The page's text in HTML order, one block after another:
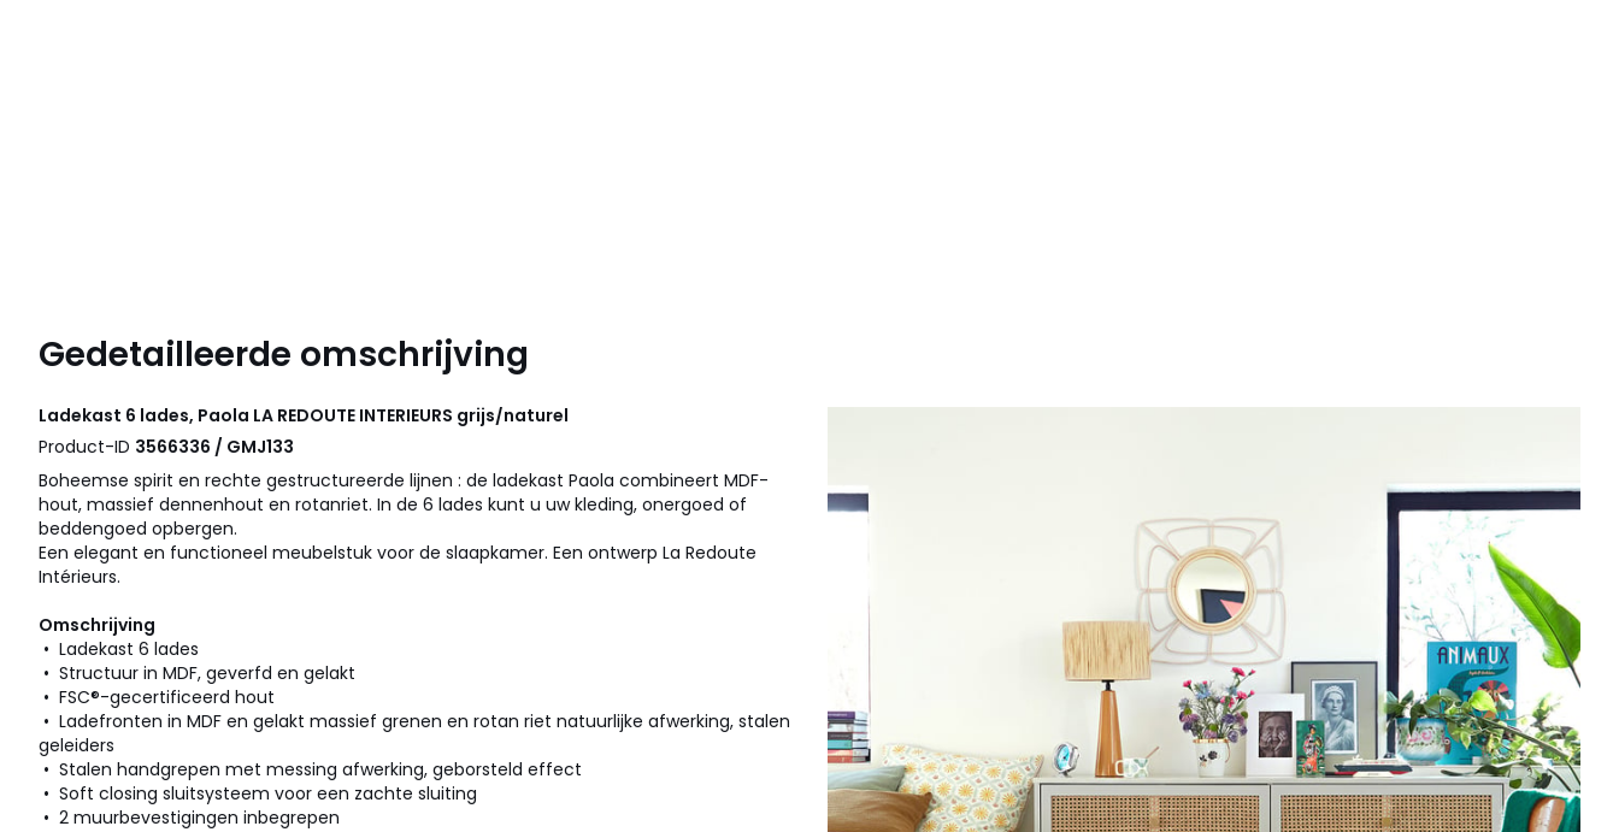
Gedetailleerde omschrijving
Ladekast 6 lades, Paola LA REDOUTE INTERIEURS grijs/naturel
Product-ID 3566336 / GMJ133
Boheemse spirit en rechte gestructureerde lijnen : de ladekast Paola combineert MDF-
hout, massief dennenhout en rotanriet. In de 6 lades kunt u uw kleding, onergoed of
beddengoed opbergen.
Een elegant en functioneel meubelstuk voor de slaapkamer. Een ontwerp La Redoute
Intérieurs.
Omschrijving
• Ladekast 6 lades
• Structuur in MDF, geverfd en gelakt
• FSC®-gecertificeerd hout
• Ladefronten in MDF en gelakt massief grenen en rotan riet natuurlijke afwerking, stalen
geleiders
• Stalen handgrepen met messing afwerking, geborsteld effect
• Soft closing sluitsysteem voor een zachte sluiting
• 2 muurbevestigingen inbegrepen